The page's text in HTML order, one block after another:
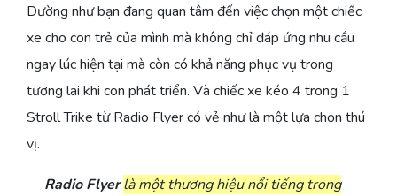
Dường như bạn đang quan tâm đến việc chọn một chiếc
xe cho con trẻ của mình mà không chỉ đáp ứng nhu cầu
ngay lúc hiện tại mà còn có khả năng phục vụ trong
tương lai khi con phát triển. Và chiếc xe kéo 4 trong 1
Stroll Trike từ Radio Flyer có vẻ như là một lựa chọn thú
vị.
Radio Flyer là một thương hiệu nổi tiếng trong